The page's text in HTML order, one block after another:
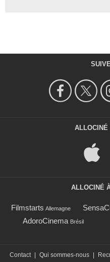
ALLOCINÉ
ALLOCINÉ
Filmstarts Allemagne
AdoroCinema Brésil
Contact | Qui sommes-nous |